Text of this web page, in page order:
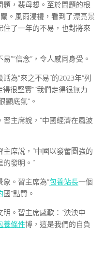
，裴母想。至於問題的根
。風雨浸禮，看到了漂亮景
了一年的不易，也對將來
”“信念”，令人感同身受。
為“來之不易”的2023年“列
很堅實”“我們走得很無力
顯底氣”。
主席說，“中國經濟在風波
席說，“中國以發奮圖強的
的發明。”
。習主席為“包養站長一個
國”點贊。
。習主席感歎：“泱泱中
養條件博，這是我們的自負